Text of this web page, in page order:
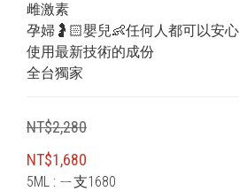
雌激素
孕婦🤰🏻嬰兒👶任何人都可以安
使用最新技術的成份
全台獨家
NT$2,280
NT$1,680
5ML : ㄧ支1680